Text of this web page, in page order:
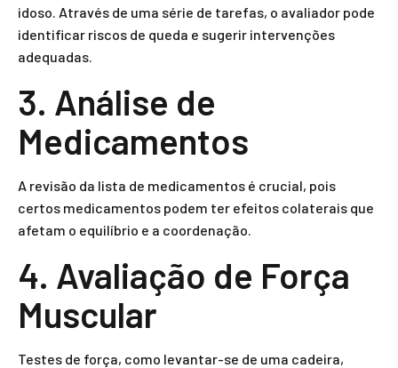
idoso. Através de uma série de tarefas, o avaliador pode
identificar riscos de queda e sugerir intervenções
adequadas.
3. Análise de
Medicamentos
A revisão da lista de medicamentos é crucial, pois
certos medicamentos podem ter efeitos colaterais que
afetam o equilíbrio e a coordenação.
4. Avaliação de Força
Muscular
Testes de força, como levantar-se de uma cadeira,